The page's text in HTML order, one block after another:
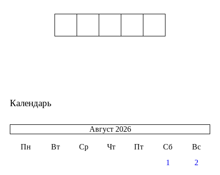
Календарь
Август 2026
Пн Вт Ср Чт Пт Сб
Вс
1
2